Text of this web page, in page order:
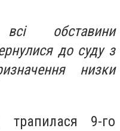
обставини
до суду з
низки
трапилася 9-го